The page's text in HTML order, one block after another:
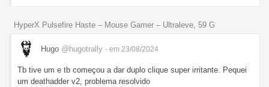
HyperX Pulsefire Haste – Mouse Gamer – Ultraleve, 59 G
Hugo @hugotrally - em 23/08/2024
Tb tive um e tb começou a dar duplo clique super irritante. Pequei
um deathadder v2, problema resolvido